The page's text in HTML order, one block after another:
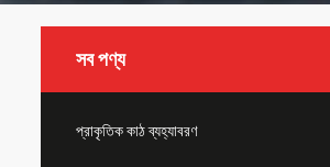
সব পণ্য
প্রাকৃতিক কাঠ ব্যহ্যাবরণ